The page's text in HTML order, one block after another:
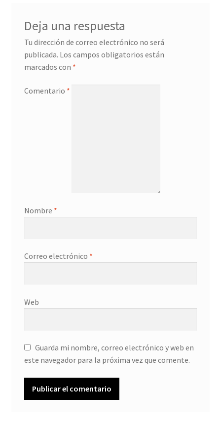
Deja una respuesta
Tu dirección de correo electrónico no será
publicada. Los campos obligatorios están
marcados con *
Comentario *
Nombre *
Correo electrónico *
Web
Guarda mi nombre, correo electrónico y web en
este navegador para la próxima vez que comente.